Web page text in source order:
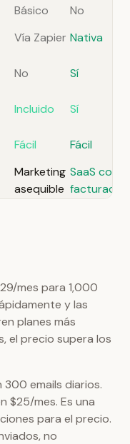
Básico
No
Vía Zapier Nativa
No
Sí
Incluido
Sí
Fácil Fácil
Marketing
asequible
SaaS con
facturación
mes para 1,000
y las
planes más
el precio supera los
emails diarios.
$25/mes. Es una
para el precio.
no